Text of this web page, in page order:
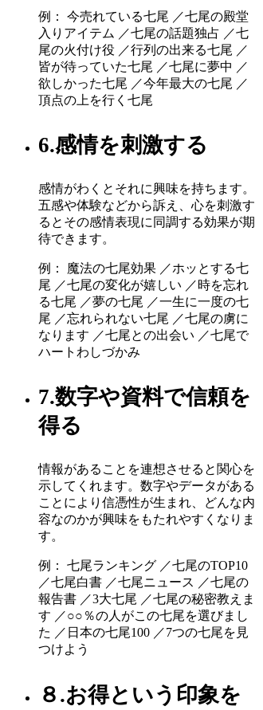
例： 今売れている七尾 ／七尾の殿堂
入りアイテム ／七尾の話題独占 ／七
尾の火付け役 ／行列の出来る七尾 ／
皆が待っていた七尾 ／七尾に夢中 ／
欲しかった七尾 ／今年最大の七尾 ／
頂点の上を行く七尾
6.感情を刺激する
感情がわくとそれに興味を持ちます。
五感や体験などから訴え、心を刺激す
るとその感情表現に同調する効果が期
待できます。
例： 魔法の七尾効果 ／ホッとする七
尾 ／七尾の変化が嬉しい ／時を忘れ
る七尾 ／夢の七尾 ／一生に一度の七
尾 ／忘れられない七尾 ／七尾の虜に
なります ／七尾との出会い ／七尾で
ハートわしづかみ
7.数字や資料で信頼を
得る
情報があることを連想させると関心を
示してくれます。数字やデータがある
ことにより信憑性が生まれ、どんな内
容なのかが興味をもたれやすくなりま
す。
例： 七尾ランキング ／七尾のTOP10
／七尾白書 ／七尾ニュース ／七尾の
報告書 ／3大七尾 ／七尾の秘密教えま
す ／○○％の人がこの七尾を選びまし
た ／日本の七尾100 ／7つの七尾を見
つけよう
８.お得という印象を